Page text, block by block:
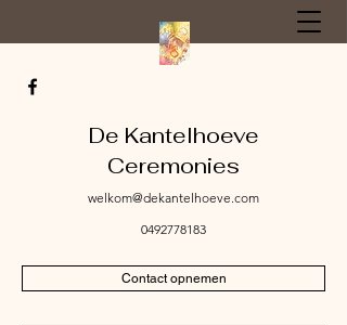
De Kantelhoeve
Ceremonies
welkom@dekantelhoeve.com
0492778183
Contact opnemen